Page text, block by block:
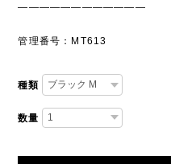
————————————
管理番号：MT613
種類
数量